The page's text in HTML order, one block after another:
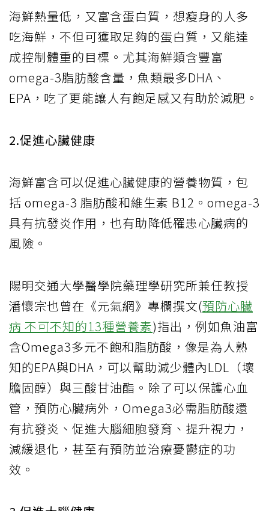
海鮮熱量低，又富含蛋白質，想瘦身的人多
吃海鮮，不但可獲取足夠的蛋白質，又能達
成控制體重的目標。尤其海鮮類含豐富
omega-3脂肪酸含量，魚類最多DHA、
EPA，吃了更能讓人有飽足感又有助於減肥。
2.促進心臟健康
海鮮富含可以促進心臟健康的營養物質，包
括 omega-3 脂肪酸和維生素 B12。omega-3
具有抗發炎作用，也有助降低罹患心臟病的
風險。
陽明交通大學醫學院藥理學研究所兼任教授
潘懷宗也曾在《元氣網》專欄撰文(預防心臟
病 不可不知的13種營養素)指出，例如魚油富
含Omega3多元不飽和脂肪酸，像是為人熟
知的EPA與DHA，可以幫助減少體內LDL（壞
膽固醇）與三酸甘油酯。除了可以保護心血
管，預防心臟病外，Omega3必需脂肪酸還
有抗發炎、促進大腦細胞發育、提升視力，
減緩退化，甚至有預防並治療憂鬱症的功
效。